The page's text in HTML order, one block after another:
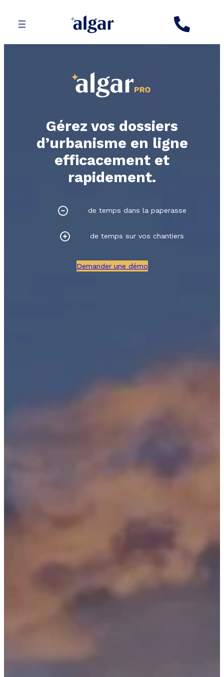
Gérez vos dossiers
d’urbanisme en ligne
efficacement et
rapidement.
de temps dans la paperasse
de temps sur vos chantiers
Demander une démo